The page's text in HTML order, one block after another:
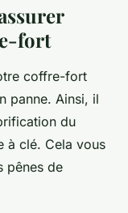
fort
coffre-fort
panne. Ainsi, il
du
à clé. Cela vous
pênes de